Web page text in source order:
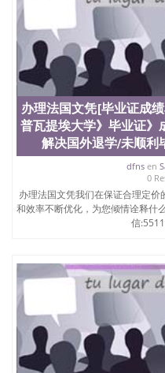
办理法国文凭[毕业证成
普瓦提埃大学》毕业证
解决国外退学/未顺利
dfnsen
0
办理法国文凭我们在保证合理定
和效率不断优化，为您倾情诠释什
信